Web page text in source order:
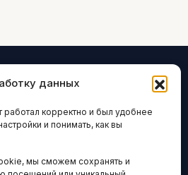
данных
корректно и был удобнее
и понимать, как вы
мы сможем сохранять и
ARTICLES IN
ENGLISH
НАВИГАЦИЯ